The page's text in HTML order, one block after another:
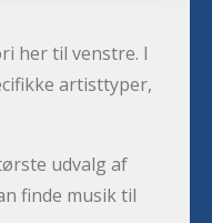
her til venstre. I
artisttyper,
udvalg af
finde musik til